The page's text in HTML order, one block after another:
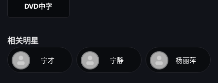
DVD中字
相关明星
宁才 宁静 杨丽萍